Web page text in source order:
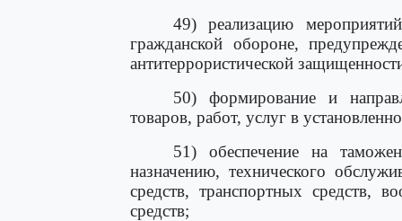
49) реализацию
гражданской обороне,
антитеррористической
50) формирование и
товаров, работ, услуг в
51) обеспечение на
назначению, технического
средств, транспортных средств,
средств;